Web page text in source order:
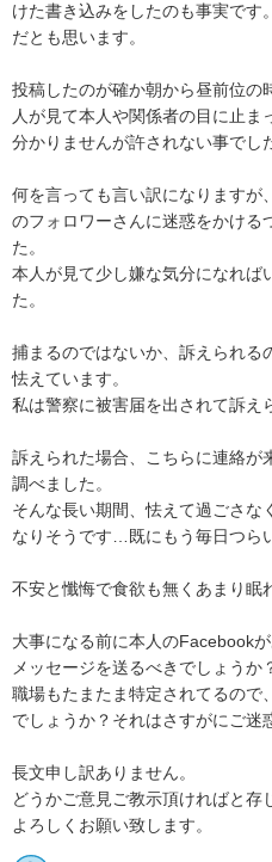
けた書き込みをしたのも事実です
だとも思います。
投稿したのが確か朝から昼前位の
人が見て本人や関係者の目に止ま
分かりませんが許されない事でし
何を言っても言い訳になりますが
のフォロワーさんに迷惑をかける
た。
本人が見て少し嫌な気分になれば
た。
捕まるのではないか、訴えられる
怯えています。
私は警察に被害届を出されて訴え
訴えられた場合、こちらに連絡が
調べました。
そんな長い期間、怯えて過ごさな
なりそうです…既にもう毎日つら
不安と懺悔で食欲も無くあまり眠
大事になる前に本人のFacebook
メッセージを送るべきでしょうか
職場もたまたま特定されてるので
でしょうか？それはさすがにご迷
長文申し訳ありません。
どうかご意見ご教示頂ければと存
よろしくお願い致します。